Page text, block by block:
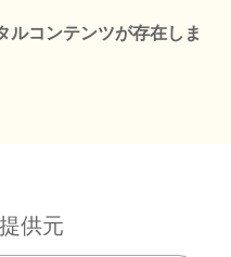
ルコンテンツが存在しま
供元